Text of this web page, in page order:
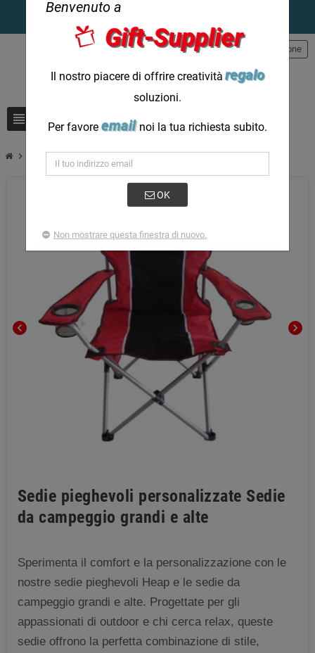
view_headline
person Registrazione
chevron_right
chevron_left chevron_right
Sedie pieghevoli personalizzate Sedie
da campeggio grandi e alte
Sperimenta il comfort e la personalizzazione con le
nostre sedie pieghevoli Heap e le sedie da
campeggio grandi e alte. Progettate per gli
appassionati di outdoor e chi cerca relax, queste
sedie offrono la perfetta combinazione di stile,
Benvenuto a
Gift-Supplier
Il nostro piacere di offrire creativitàregalo
soluzioni.
Per favore emailnoi la tua richiesta subito.
OK
Non mostrare questa finestra di nuovo.